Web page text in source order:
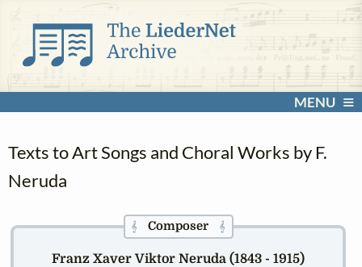
MENU
Texts to Art Songs and Choral Works by F.
Neruda
𝄞Composer 𝄞
Franz Xaver Viktor Neruda (1843 - 1915)